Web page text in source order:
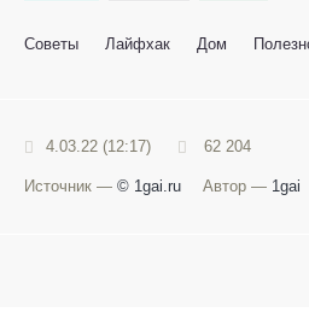
Советы Лайфхак Дом
4.03.22 (12:17) 62 204
Источник — © 1gai.ru Автор — 1gai